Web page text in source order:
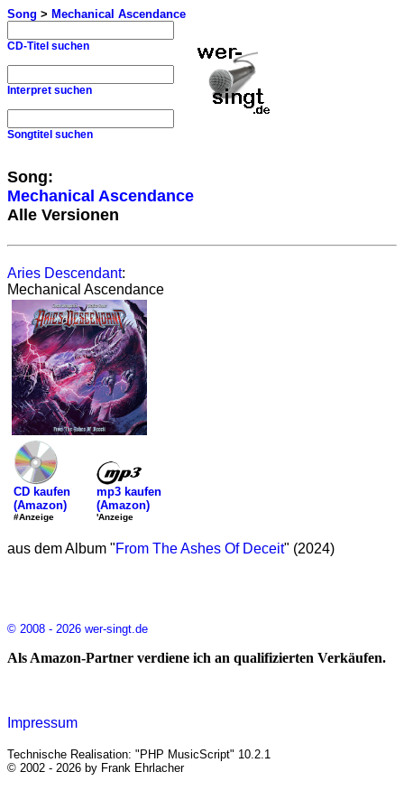
Song > Mechanical Ascendance
CD-Titel suchen
Interpret suchen
Songtitel suchen
Song:
Mechanical Ascendance
Alle Versionen
Aries Descendant:
Mechanical Ascendance
CD kaufen
(Amazon)
#Anzeige
mp3 kaufen
(Amazon)
'Anzeige
aus dem Album "From The Ashes Of Deceit" (2024)
© 2008 - 2026 wer-singt.de
Als Amazon-Partner verdiene ich an qualifizierten Verkäufen.
Impressum
Technische Realisation: "PHP MusicScript" 10.2.1
© 2002 - 2026 by Frank Ehrlacher